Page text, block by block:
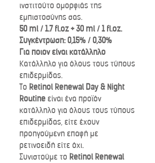
ινστιτούτο ομορφιάς της
εμπιστοσύνης σας.
50 ml / 1.7 fl.oz + 30 ml / 1 fl.oz.
Συγκέντρωση: 0,15% / 0,30%
Για ποιον είναι κατάλληλο
Κατάλληλο για όλους τους τύπους
επιδερμίδας.
Το Retinol Renewal Day & Night
Routine είναι ένα προϊόν
κατάλληλο για όλους τους τύπους
επιδερμίδας, είτε έχουν
προηγούμενη επαφή με
ρετινοειδή είτε όχι.
Συνιστούμε το Retinol Renewal